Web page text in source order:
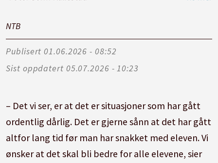
NTB
Publisert
01.06.2026 - 08:52
Sist oppdatert
05.07.2026 - 10:23
– Det vi ser, er at det er situasjoner som har gått
ordentlig dårlig. Det er gjerne sånn at det har gått
altfor lang tid før man har snakket med eleven. Vi
ønsker at det skal bli bedre for alle elevene, sier